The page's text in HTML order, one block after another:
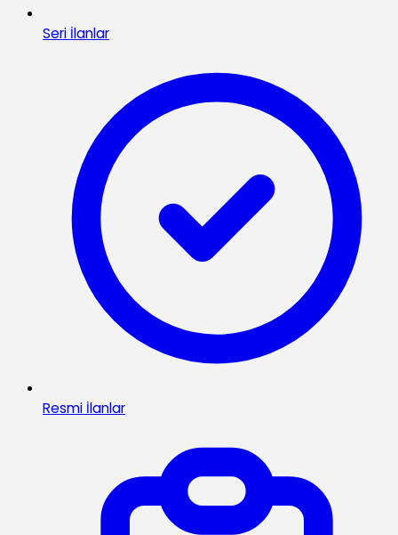
Seri İlanlar
Resmi İlanlar